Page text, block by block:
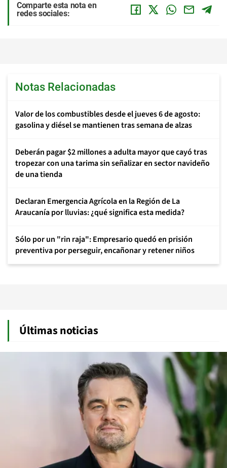
Comparte esta nota en
redes sociales:
Notas Relacionadas
Valor de los combustibles desde el jueves 6 de agosto:
gasolina y diésel se mantienen tras semana de alzas
Deberán pagar $2 millones a adulta mayor que cayó tras
tropezar con una tarima sin señalizar en sector navideño
de una tienda
Declaran Emergencia Agrícola en la Región de La
Araucanía por lluvias: ¿qué significa esta medida?
Sólo por un "rin raja": Empresario quedó en prisión
preventiva por perseguir, encañonar y retener niños
Últimas noticias